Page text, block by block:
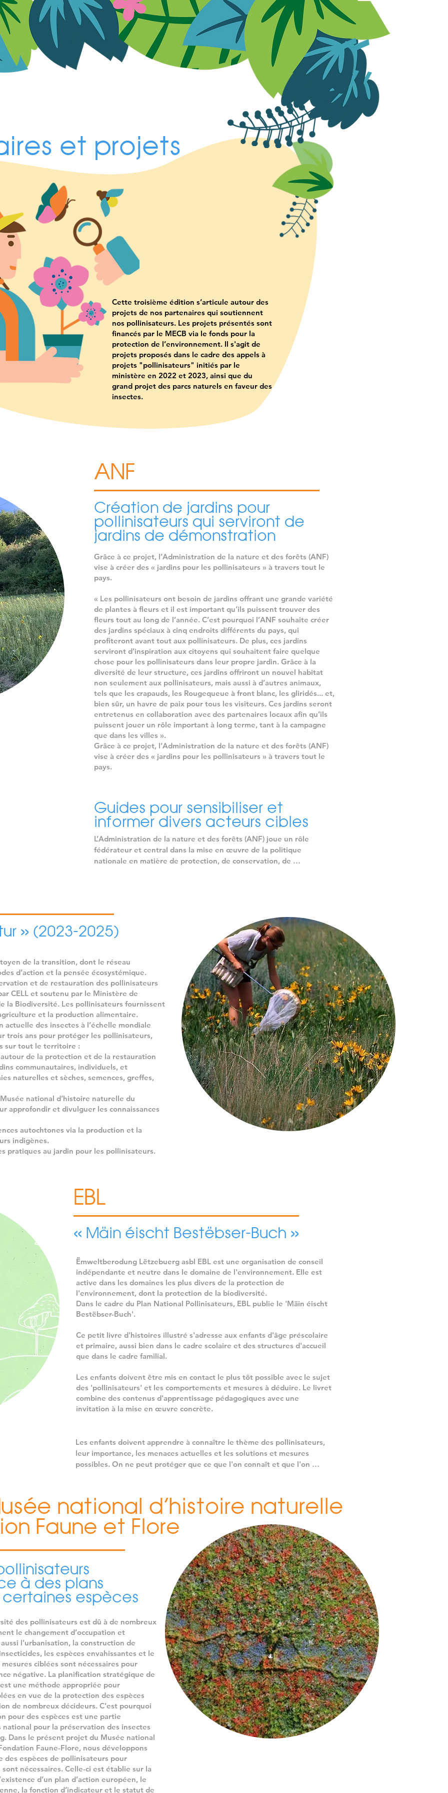
Cette troisième édition s’articule autour des
projets de nos partenaires qui soutiennent
nos pollinisateurs. Les projets présentés sont
financés par le MECB via le fonds pour la
protection de l’environnement. Il s'agit de
projets proposés dans le cadre des appels à
projets "pollinisateurs" initiés par le
ministère en 2022 et 2023, ainsi que du
grand projet des parcs naturels en faveur des
insectes.
et projets
ANF
Création de jardins pour
pollinisateurs qui serviront de
jardins de démonstration
Grâce à ce projet, l’Administration de la nature et des forêts (ANF)
vise à créer des « jardins pour les pollinisateurs » à travers tout le
pays.
« Les pollinisateurs ont besoin de jardins offrant une grande variété
de plantes à fleurs et il est important qu’ils puissent trouver des
fleurs tout au long de l’année. C’est pourquoi l’ANF souhaite créer
des jardins spéciaux à cinq endroits différents du pays, qui
profiteront avant tout aux pollinisateurs. De plus, ces jardins
serviront d’inspiration aux citoyens qui souhaitent faire quelque
chose pour les pollinisateurs dans leur propre jardin. Grâce à la
diversité de leur structure, ces jardins offriront un nouvel habitat
non seulement aux pollinisateurs, mais aussi à d’autres animaux,
tels que les crapauds, les Rougequeue à front blanc, les gliridés... et,
bien sûr, un havre de paix pour tous les visiteurs. Ces jardins seront
entretenus en collaboration avec des partenaires locaux afin qu’ils
puissent jouer un rôle important à long terme, tant à la campagne
que dans les villes ».
Grâce à ce projet, l’Administration de la nature et des forêts (ANF)
vise à créer des « jardins pour les pollinisateurs » à travers tout le
pays.
Guides pour sensibiliser et
informer divers acteurs cibles
L’Administration de la nature et des forêts (ANF) joue un rôle
fédérateur et central dans la mise en œuvre de la politique
nationale en matière de protection, de conservation, de
donne la feuille de route concernant les différentes mesures à
mettre en œuvre en faveur des pollinisateurs. Il prévoit notamment
que plusieurs guides techniques et de bonnes pratiques soient
élaborés à destination d’acteurs cibles, publics et privés.
Le projet a pour but d’élaborer des guides permettant de
sensibiliser et d’informer les acteurs cibles des différentes actions
qu’ils peuvent mettre en œuvre pour favoriser les pollinisateurs.
Cela peut être dans le domaine de l’aménagement ou dans la
gestion de biotopes et autres espaces verts pour que les insectes
pollinisateurs soient mieux pris en compte et ainsi mieux conservés.
Dans ce contexte, l’ANF fera élaborer des guides visant :
- les gestionnaires du milieu naturel, afin que les insectes
pollinisateurs soient mieux incorporés dans leurs programmes de
gestion aussi bien en milieu ouvert qu’en milieu forestier ;
- des entreprises privées, pour qu’elles aient facilement les
informations nécessaires leur permettant de mettre en œuvre des
mesures d’aménagement ou d’entretien extensif sur leurs espaces
verts ;
- les paysagistes et jardiniers qui sont des acteurs clés pouvant être
eux-mêmes des multiplicateurs, puisqu’ils ont non seulement une
influence sur les producteurs, mais aussi sur les consommateurs !
concertation avec le public cible et ensuite de campagnes de
sensibilisation pour que les guides soient adoptés par le plus grand
nombre.
de la transition, dont le réseau
d’action et la pensée écosystémique.
et de restauration des pollinisateurs
CELL et soutenu par le Ministère de
la Biodiversité. Les pollinisateurs fournissent
et la production alimentaire.
des insectes à l’échelle mondiale
trois ans pour protéger les pollinisateurs,
sur tout le territoire :
de la protection et de la restauration
communautaires, individuels, et
naturelles et sèches, semences, greffes,
national d’histoire naturelle du
approfondir et divulguer les connaissances
autochtones via la production et la
indigènes.
pratiques au jardin pour les pollinisateurs.
» (2023-2025)
EBL
« Mäin éischt Bestëbser-Buch »
Ëmweltberodung Lëtzebuerg asbl EBL est une organisation de conseil
indépendante et neutre dans le domaine de l'environnement. Elle est
active dans les domaines les plus divers de la protection de
l'environnement, dont la protection de la biodiversité.
Dans le cadre du Plan National Pollinisateurs, EBL publie le 'Mäin éischt
Bestëbser-Buch'.
Ce petit livre d'histoires illustré s'adresse aux enfants d'âge préscolaire
et primaire, aussi bien dans le cadre scolaire et des structures d'accueil
que dans le cadre familial.
Les enfants doivent être mis en contact le plus tôt possible avec le sujet
des 'pollinisateurs' et les comportements et mesures à déduire. Le livret
combine des contenus d'apprentissage pédagogiques avec une
invitation à la mise en œuvre concrète.
Les enfants doivent apprendre à connaître le thème des pollinisateurs,
leur importance, les menaces actuelles et les solutions et mesures
possibles. On ne peut protéger que ce que l'on connaît et que l'on
- Que sont les pollinisateurs ?
- Quelles sont leurs fonctions importantes ?
- Pourquoi les pollinisateurs sauvages sont-ils actuellement menacés ?
- Quelles mesures de protection et de soutien peuvent être prises dans
Le livre 'Mäin éischt Bestëbser-Buch' de 52 pages au format A5 guide les
enfants à travers ce sujet au moyen d'une histoire dialectique racontée.
De brefs dialogues sont intégrés entre les deux personnages principaux
non humains, Betti et Litti. L'histoire est illustrée par des dessins et une
attention particulière est accordée à la justesse et à l'exactitude des
insectes et des plantes dessinés. L'illustration, avec suffisamment de
détails attrayants, est aussi importante que le texte.
Dans le cadre scolaire, le livre est associé aux contenus
programmatiques existants de manière interdisciplinaire ; dans les
structures d'accueil et les familles, les adultes sont incités à mettre en
pratique, avec les enfants, les mesures et les actions décrites dans le
livre.
Le livre 'Mäin éischt Bestëbser-Buch' est complémentaire aux activités
pédagogiques pour enfants proposées par d'autres acteurs du domaine
de la protection de la nature et peut également être utilisé à l'occasion
de leurs activités.
Le livre est publié en luxembourgeois, qui est la langue d'intégration
dans les écoles primaires et les structures d'accueil pour enfants.
national d’histoire naturelle
Faune et Flore
à des plans
espèces
des pollinisateurs est dû à de nombreux
le changement d’occupation et
l’urbanisation, la construction de
les espèces envahissantes et le
ciblées sont nécessaires pour
négative. La planification stratégique de
une méthode appropriée pour
en vue de la protection des espèces
de nombreux décideurs. C’est pourquoi
pour des espèces est une partie
pour la préservation des insectes
Dans le présent projet du Musée national
Faune-Flore, nous développons
espèces de pollinisateurs pour
nécessaires. Celle-ci est établie sur la
d’un plan d’action européen, le
la fonction d’indicateur et le statut de